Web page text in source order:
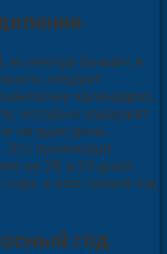
но иногда бывает и
следует
календарю,
которые содержат
на один день
Это происходит
не 28, а 29 дней.
и этот самый год
год